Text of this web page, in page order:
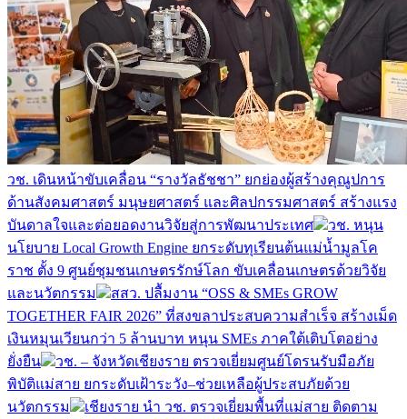
วช. เดินหน้าขับเคลื่อน “รางวัลธัชชา” ยกย่องผู้สร้างคุณูปการ
ด้านสังคมศาสตร์ มนุษยศาสตร์ และศิลปกรรมศาสตร์ สร้างแรง
บันดาลใจและต่อยอดงานวิจัยสู่การพัฒนาประเทศ
วช. หนุน
นโยบาย Local Growth Engine ยกระดับทุเรียนต้นแม่น้ำมูลโค
ราช ตั้ง 9 ศูนย์ชุมชนเกษตรรักษ์โลก ขับเคลื่อนเกษตรด้วยวิจัย
และนวัตกรรม
สสว. ปลื้มงาน “OSS & SMEs GROW
TOGETHER FAIR 2026” ที่สงขลาประสบความสำเร็จ สร้างเม็ด
เงินหมุนเวียนกว่า 5 ล้านบาท หนุน SMEs ภาคใต้เติบโตอย่าง
ยั่งยืน
วช. – จังหวัดเชียงราย ตรวจเยี่ยมศูนย์โดรนรับมือภัย
พิบัติแม่สาย ยกระดับเฝ้าระวัง–ช่วยเหลือผู้ประสบภัยด้วย
นวัตกรรม
เชียงราย นำ วช. ตรวจเยี่ยมพื้นที่แม่สาย ติดตาม